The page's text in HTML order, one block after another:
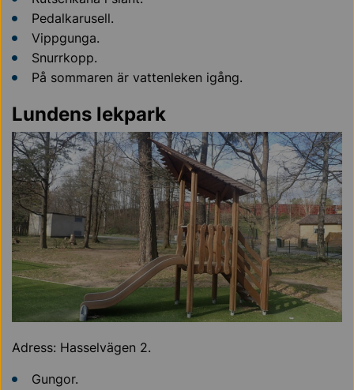
Pedalkarusell.
Vippgunga.
Snurrkopp.
På sommaren är vattenleken igång.
Lundens lekpark
Adress: Hasselvägen 2.
Gungor.